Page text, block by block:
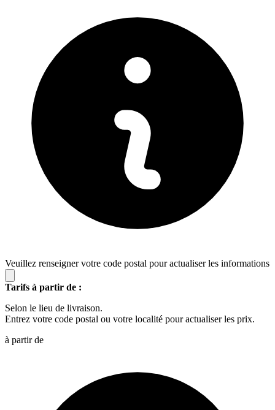
Veuillez renseigner votre code postal pour actualiser les informations
Tarifs à partir de :
Selon le lieu de livraison.
Entrez votre code postal ou votre localité pour actualiser les prix.
à partir de